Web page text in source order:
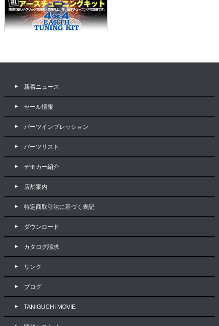
新着ニュース
セール情報
パーツインプレッション
パーツリスト
デモカー紹介
店舗案内
特定商取引法に基づく表記
ダウンロード
カタログ請求
リンク
ブログ
TANIGUCHI MOVIE